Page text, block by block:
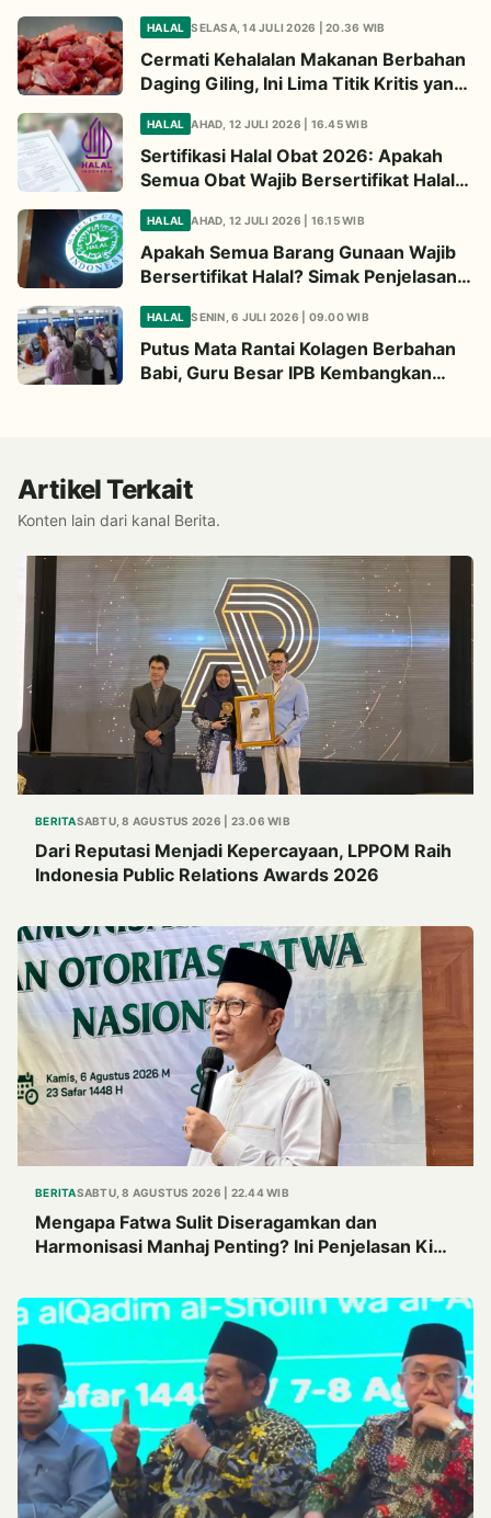
HALAL SELASA, 14 JULI 2026 | 20.36 WIB
Cermati Kehalalan Makanan Berbahan
Daging Giling, Ini Lima Titik Kritis yang
HALAL AHAD, 12 JULI 2026 | 16.45 WIB
Sertifikasi Halal Obat 2026: Apakah
Semua Obat Wajib Bersertifikat Halal?
HALAL AHAD, 12 JULI 2026 | 16.15 WIB
Apakah Semua Barang Gunaan Wajib
Bersertifikat Halal? Simak Penjelasan
HALAL SENIN, 6 JULI 2026 | 09.00 WIB
Putus Mata Rantai Kolagen Berbahan
Babi, Guru Besar IPB Kembangkan
Artikel Terkait
Konten lain dari kanal Berita.
BERITASABTU, 8 AGUSTUS 2026 | 23.06 WIB
Dari Reputasi Menjadi Kepercayaan, LPPOM Raih
Indonesia Public Relations Awards 2026
BERITASABTU, 8 AGUSTUS 2026 | 22.44 WIB
Mengapa Fatwa Sulit Diseragamkan dan
Harmonisasi Manhaj Penting? Ini Penjelasan Kiai